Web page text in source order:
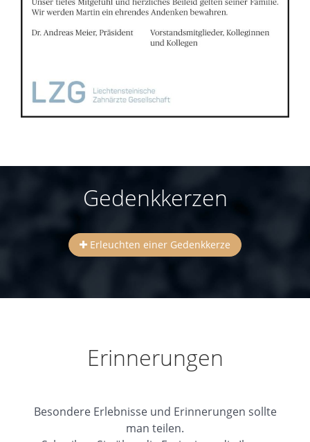
Gedenkkerzen
Erleuchten einer Gedenkkerze
Erinnerungen
Besondere Erlebnisse und Erinnerungen sollte
man teilen.